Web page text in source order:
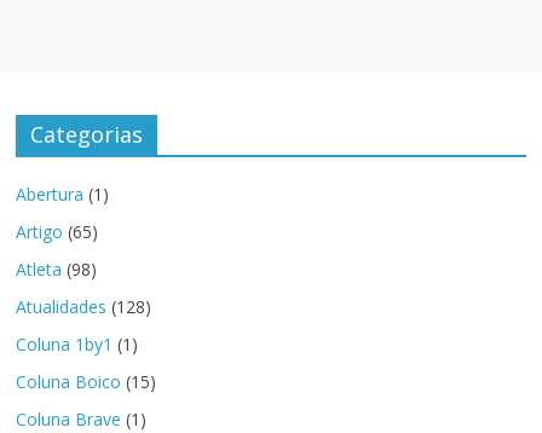
Categorias
Abertura (1)
Artigo (65)
Atleta (98)
Atualidades (128)
Coluna 1by1 (1)
Coluna Boico (15)
Coluna Brave (1)